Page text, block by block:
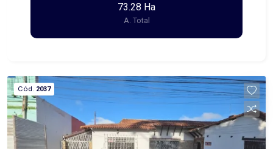
área de plantio, ideal para agricultura; - Terra
produtiva, com ótimo aproveitamento; -
Localização estratégica, com fácil acesso.
contato para mais informações e agendamento
de visita.
73.28 Ha
A. Total
Cód. 2037